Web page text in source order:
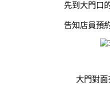
先到大門口
告知店員預
大門對面